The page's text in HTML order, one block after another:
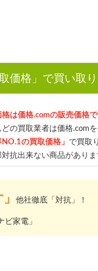
価格」で買い取り
は価格.comの販売価格で
の買取業者は価格.com
NO.1の買取価格」 で買取
抗出来ない商品がありま
他社徹底「対抗」！
家電」